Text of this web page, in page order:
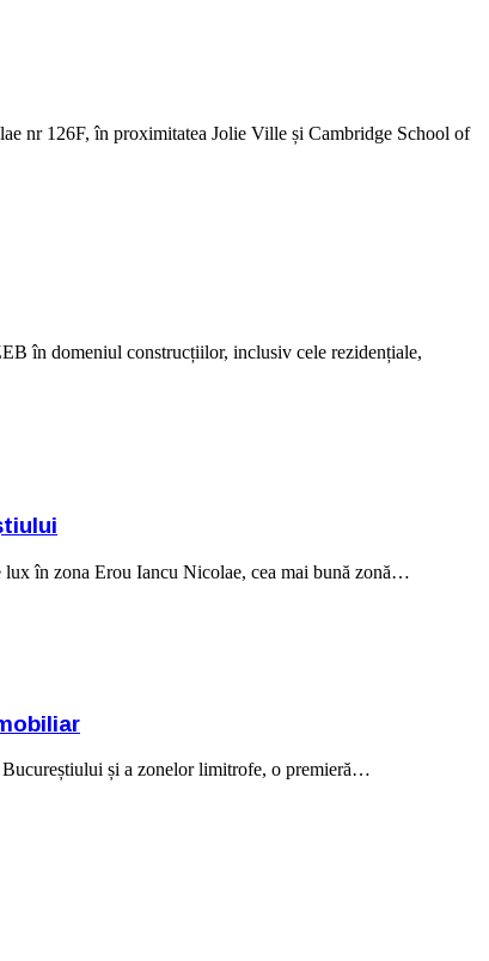
nr 126F, în proximitatea Jolie Ville și Cambridge School of
în domeniul construcțiilor, inclusiv cele rezidențiale,
în zona Erou Iancu Nicolae, cea mai bună zonă…
Bucureștiului și a zonelor limitrofe, o premieră…